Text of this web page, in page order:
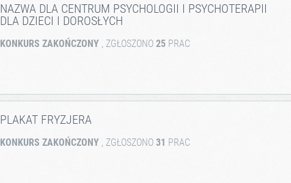
NAZWA DLA CENTRUM PSYCHOLOGII I PSYCHOTERAPII
DLA DZIECI I DOROSŁYCH
KONKURS ZAKOŃCZONY , ZGŁOSZONO 25 PRAC
PLAKAT FRYZJERA
KONKURS ZAKOŃCZONY , ZGŁOSZONO 31 PRAC